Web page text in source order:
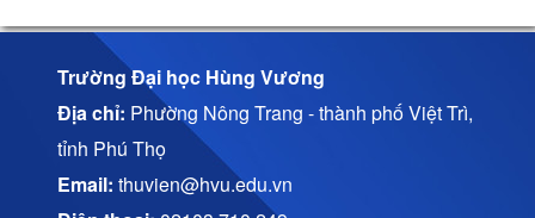
Trường Đại học Hùng Vương
Địa chỉ: Phường Nông Trang - thành phố Việt Trì,
tỉnh Phú Thọ
Email: thuvien@hvu.edu.vn